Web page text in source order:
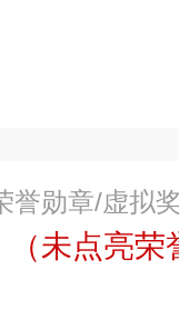
誉勋章/虚拟
（未点亮